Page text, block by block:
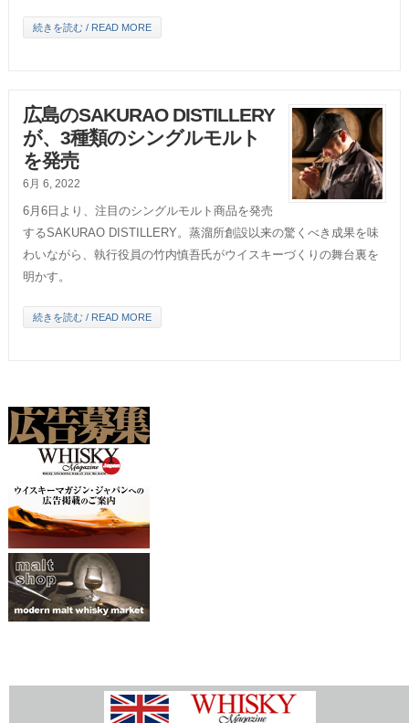
続きを読む / READ MORE
広島のSAKURAO DISTILLERY
が、3種類のシングルモルト
を発売
6月 6, 2022
6月6日より、注目のシングルモルト商品を発売
するSAKURAO DISTILLERY。蒸溜所創設以来の驚くべき成果を味
わいながら、執行役員の竹内慎吾氏がウイスキーづくりの舞台裏を
明かす。
続きを読む / READ MORE